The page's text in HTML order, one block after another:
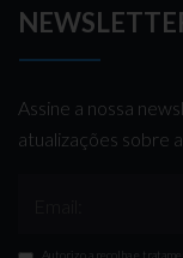
Assine a nossa
atualizações sobre
Autorizo a recolha e